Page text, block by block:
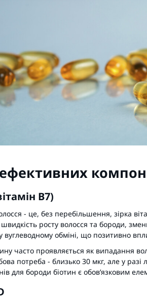
B7)
- це, без перебільшення, зірка
швидкість росту волосся та бороди,
вуглеводному обміні, що позитивно
часто проявляється як випадання
потреба - близько 30 мкг, але у
для бороди біотин є обов’язковим